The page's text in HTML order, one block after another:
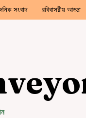
সংবাদ রবিবাসরীয় আড্ডা